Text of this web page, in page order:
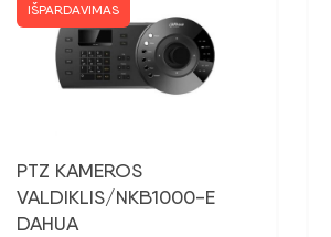
IŠPARDAVIMAS
PTZ KAMEROS
VALDIKLIS/NKB1000-E
DAHUA